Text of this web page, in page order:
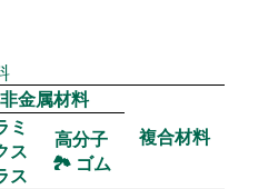
非金属材料
複合材料
ミ
ス
ス
高分子
🏞 ゴム